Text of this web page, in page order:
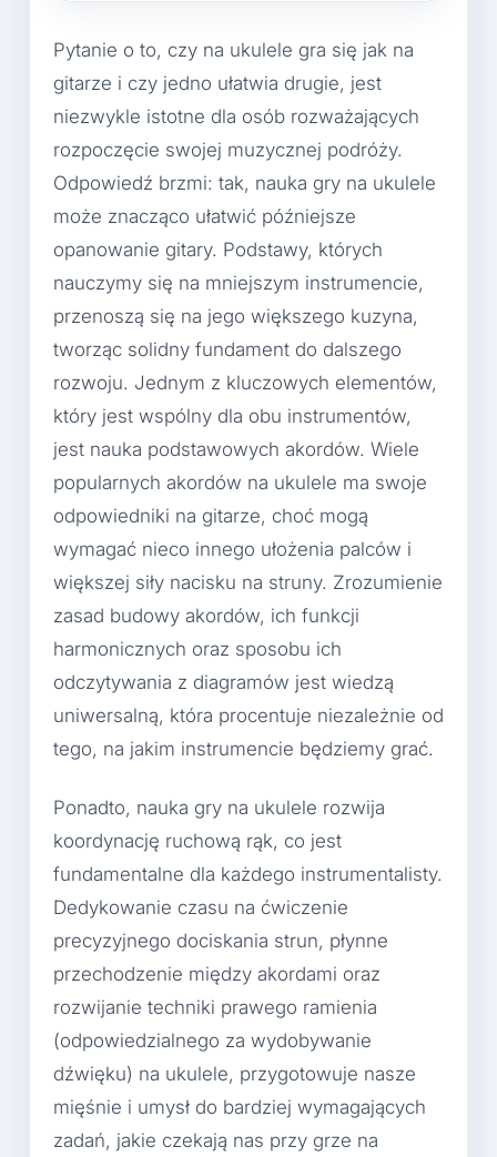
Pytanie o to, czy na ukulele gra się jak na
gitarze i czy jedno ułatwia drugie, jest
niezwykle istotne dla osób rozważających
rozpoczęcie swojej muzycznej podróży.
Odpowiedź brzmi: tak, nauka gry na ukulele
może znacząco ułatwić późniejsze
opanowanie gitary. Podstawy, których
nauczymy się na mniejszym instrumencie,
przenoszą się na jego większego kuzyna,
tworząc solidny fundament do dalszego
rozwoju. Jednym z kluczowych elementów,
który jest wspólny dla obu instrumentów,
jest nauka podstawowych akordów. Wiele
popularnych akordów na ukulele ma swoje
odpowiedniki na gitarze, choć mogą
wymagać nieco innego ułożenia palców i
większej siły nacisku na struny. Zrozumienie
zasad budowy akordów, ich funkcji
harmonicznych oraz sposobu ich
odczytywania z diagramów jest wiedzą
uniwersalną, która procentuje niezależnie od
tego, na jakim instrumencie będziemy grać.
Ponadto, nauka gry na ukulele rozwija
koordynację ruchową rąk, co jest
fundamentalne dla każdego instrumentalisty.
Dedykowanie czasu na ćwiczenie
precyzyjnego dociskania strun, płynne
przechodzenie między akordami oraz
rozwijanie techniki prawego ramienia
(odpowiedzialnego za wydobywanie
dźwięku) na ukulele, przygotowuje nasze
mięśnie i umysł do bardziej wymagających
zadań, jakie czekają nas przy grze na